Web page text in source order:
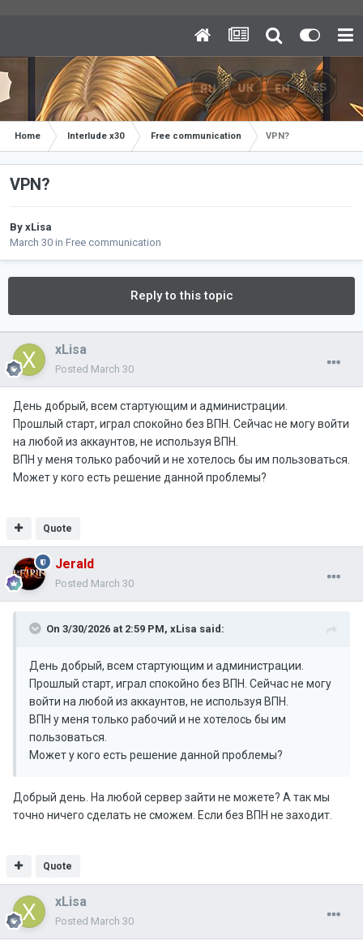
Home Interlude x30 Free communication VPN?
VPN?
By xLisa
March 30 in Free communication
Reply to this topic
xLisa
Posted March 30
День добрый, всем стартующим и администрации.
Прошлый старт, играл спокойно без ВПН. Сейчас не могу войти
на любой из аккаунтов, не используя ВПН.
ВПН у меня только рабочий и не хотелось бы им пользоваться.
Может у кого есть решение данной проблемы?
Quote
Jerald
Posted March 30
On 3/30/2026 at 2:59 PM, xLisa said:
День добрый, всем стартующим и администрации.
Прошлый старт, играл спокойно без ВПН. Сейчас не могу
войти на любой из аккаунтов, не используя ВПН.
ВПН у меня только рабочий и не хотелось бы им
пользоваться.
Может у кого есть решение данной проблемы?
Добрый день. На любой сервер зайти не можете? А так мы
точно ничего сделать не сможем. Если без ВПН не заходит.
Quote
xLisa
Posted March 30